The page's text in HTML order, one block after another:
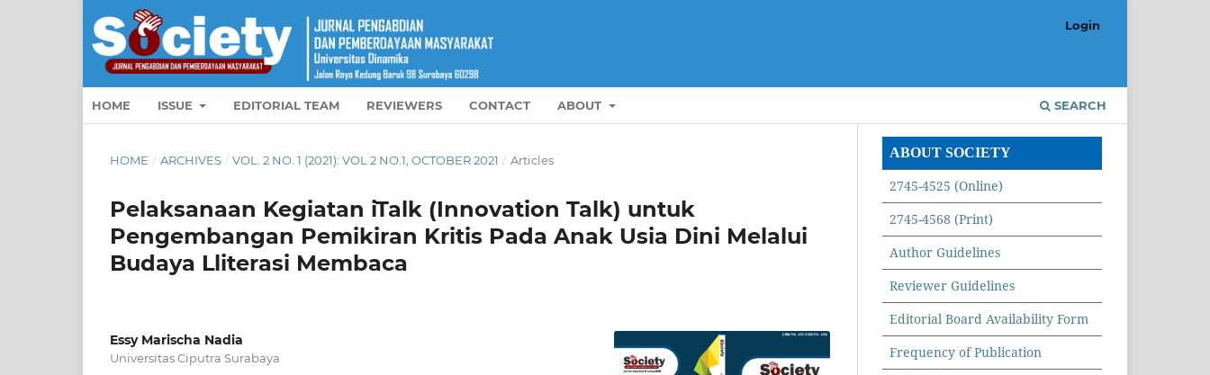
HOME ISSUE EDITORIAL TEAM REVIEWERS CONTACT ABOUT SEARCH
Login
HOME / ARCHIVES / VOL. 2 NO. 1 (2021): VOL.2 NO.1, OCTOBER 2021 / Articles
Pelaksanaan Kegiatan iTalk (Innovation Talk) untuk
Pengembangan Pemikiran Kritis Pada Anak Usia Dini Melalui
Budaya Lliterasi Membaca
Essy Marischa Nadia
Universitas Ciputra Surabaya
ABOUT SOCIETY
2745-4525 (Online)
2745-4568 (Print)
Author Guidelines
Reviewer Guidelines
Editorial Board Availability Form
Frequency of Publication